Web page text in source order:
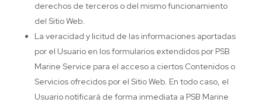
derechos de terceros o del mismo funcionamiento
del Sitio Web.
La veracidad y licitud de las informaciones aportadas
por el Usuario en los formularios extendidos por PSB
Marine Service para el acceso a ciertos Contenidos o
Servicios ofrecidos por el Sitio Web. En todo caso, el
Usuario notificará de forma inmediata a PSB Marine